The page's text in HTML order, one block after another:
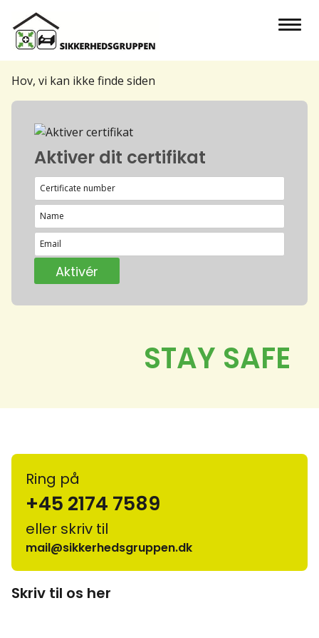
Hov, vi kan ikke finde siden
Aktiver dit certifikat
Ring på
+45 2174 7589
eller skriv til
mail@sikkerhedsgruppen.dk
Skriv til os her